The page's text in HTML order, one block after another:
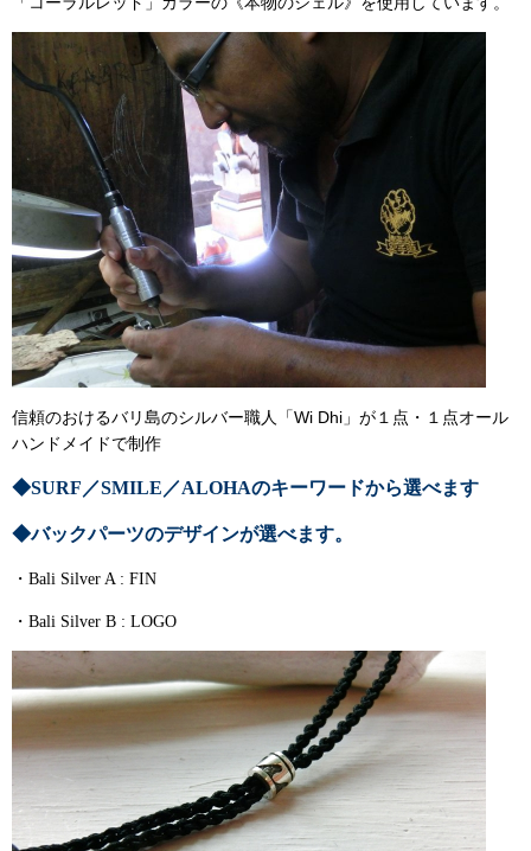
信頼のおけるバリ島のシルバー職人「Wi Dhi」が１点・１点オール
ハンドメイドで制作
◆SURF／SMILE／ALOHAのキーワードから選べます
◆バックパーツのデザインが選べます。
・Bali Silver A : FIN
・Bali Silver B : LOGO